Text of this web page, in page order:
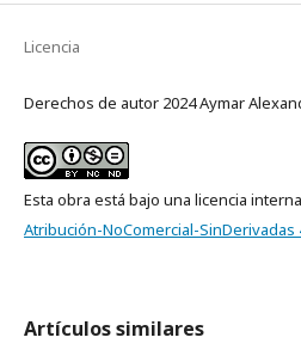
Licencia
Derechos de autor 2024 Aymar
Esta obra está bajo una licencia
Atribución-NoComercial-SinDerivadas
Artículos similares